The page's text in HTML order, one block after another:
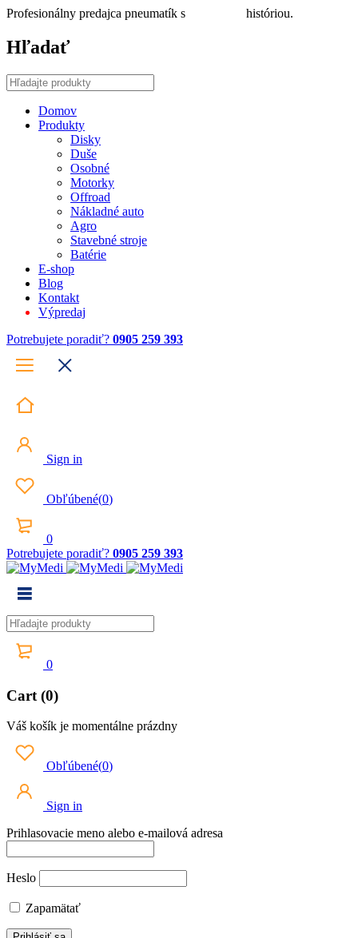
Profesionálny predajca pneumatík s históriou.
Hľadať
Domov
Produkty
Disky
Duše
Osobné
Motorky
Offroad
Nákladné auto
Agro
Stavebné stroje
Batérie
E-shop
Blog
Kontakt
Výpredaj
Potrebujete poradiť? 0905 259 393
Sign in
Obľúbené(0)
0
Potrebujete poradiť? 0905 259 393
0
Cart (0)
Váš košík je momentálne prázdny
Obľúbené(0)
Sign in
Prihlasovacie meno alebo e-mailová adresa
Heslo
Zapamätať